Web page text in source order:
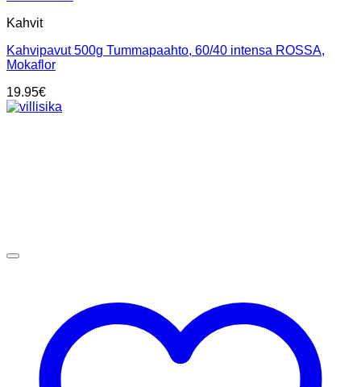
Kahvit
Kahvipavut 500g Tummapaahto, 60/40 intensa ROSSA,
Mokaflor
19.95€